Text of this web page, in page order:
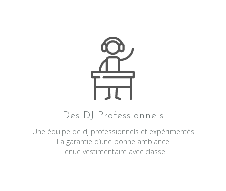
Des DJ Professionnels
Une équipe de dj professionnels et expérimentés
La garantie d’une bonne ambiance
Tenue vestimentaire avec classe